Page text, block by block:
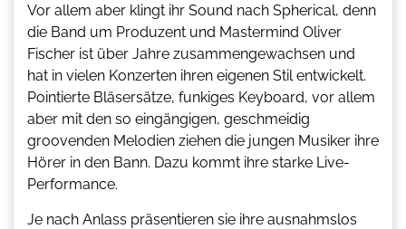
Vor allem aber klingt ihr Sound nach Spherical, denn
die Band um Produzent und Mastermind Oliver
Fischer ist über Jahre zusammengewachsen und
hat in vielen Konzerten ihren eigenen Stil entwickelt.
Pointierte Bläsersätze, funkiges Keyboard, vor allem
aber mit den so eingängigen, geschmeidig
groovenden Melodien ziehen die jungen Musiker ihre
Hörer in den Bann. Dazu kommt ihre starke Live-
Performance.
Je nach Anlass präsentieren sie ihre ausnahmslos